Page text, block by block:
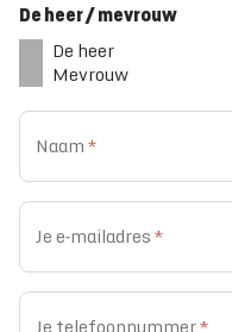
De heer / mevrouw
De heer
Mevrouw
Naam *
Je e-mailadres *
Je telefoonnummer*